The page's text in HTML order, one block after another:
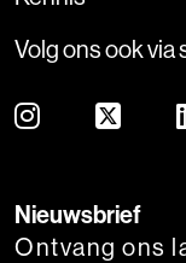
Volg ons ook via
Nieuwsbrief
Ontvang ons